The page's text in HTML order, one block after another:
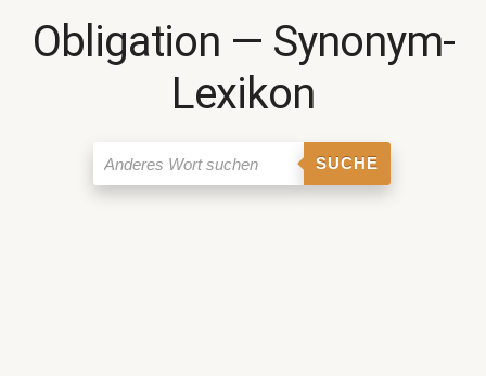
Obligation ― Synonym-
Lexikon
SUCHE